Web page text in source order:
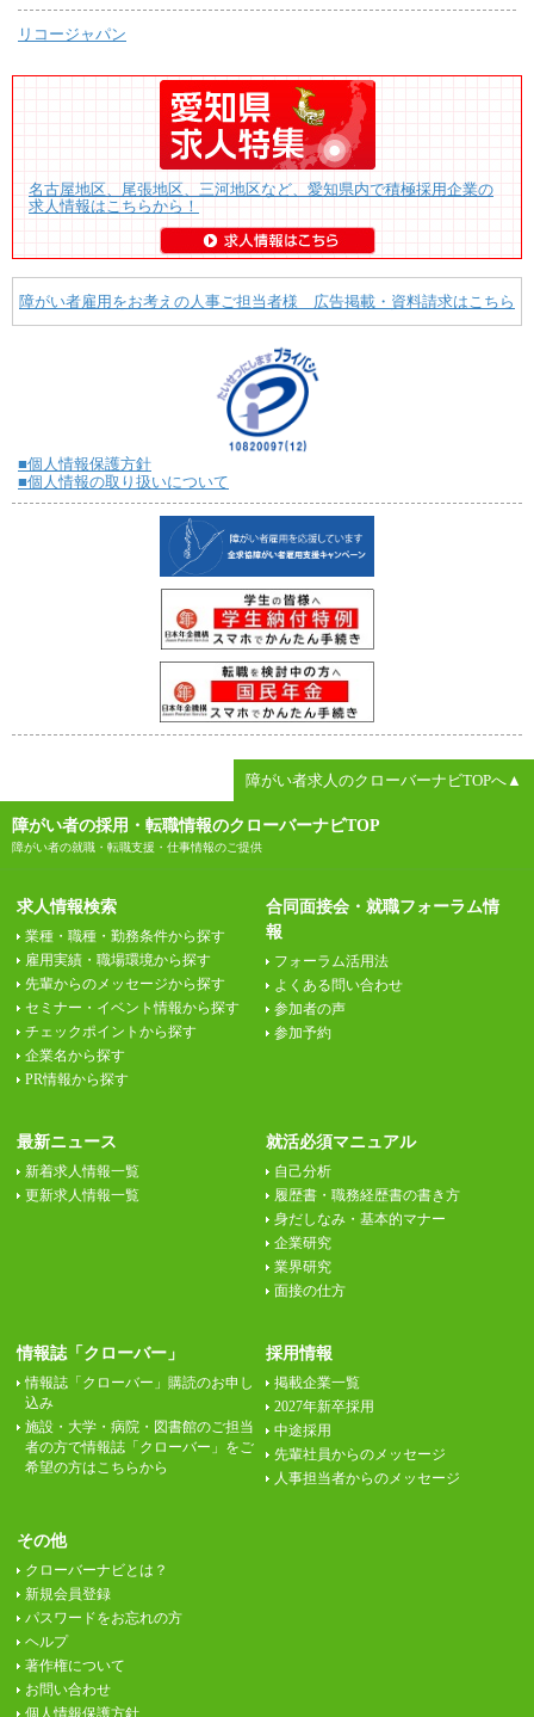
リコージャパン
名古屋地区、尾張地区、三河地区など、愛知県内で積極採用企業の
求人情報はこちらから！
障がい者雇用をお考えの人事ご担当者様 広告掲載・資料請求はこちら
■個人情報保護方針
■個人情報の取り扱いについて
障がい者求人のクローバーナビTOPへ▲
障がい者の採用・転職情報のクローバーナビTOP
障がい者の就職・転職支援・仕事情報のご提供
求人情報検索
業種・職種・勤務条件から探す
雇用実績・職場環境から探す
先輩からのメッセージから探す
セミナー・イベント情報から探す
チェックポイントから探す
企業名から探す
PR情報から探す
合同面接会・就職フォーラム情
報
フォーラム活用法
よくある問い合わせ
参加者の声
参加予約
最新ニュース
新着求人情報一覧
更新求人情報一覧
就活必須マニュアル
自己分析
履歴書・職務経歴書の書き方
身だしなみ・基本的マナー
企業研究
業界研究
面接の仕方
情報誌「クローバー」
情報誌「クローバー」購読のお申し
込み
施設・大学・病院・図書館のご担当
者の方で情報誌「クローバー」をご
希望の方はこちらから
採用情報
掲載企業一覧
2027年新卒採用
中途採用
先輩社員からのメッセージ
人事担当者からのメッセージ
その他
クローバーナビとは？
新規会員登録
パスワードをお忘れの方
ヘルプ
著作権について
お問い合わせ